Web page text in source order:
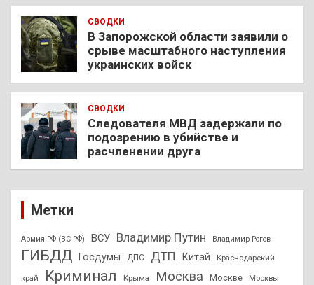
СВОДКИ
В Запорожской области заявили о
срыве масштабного наступления
украинских войск
СВОДКИ
Следователя МВД задержали по
подозрению в убийстве и
расчленении друга
Метки
Армия РФ (ВС РФ) ВСУ Владимир Путин Владимир Рогов
ГИБДД Госдумы ДПС ДТП Китай Краснодарский
край Криминал Крыма Москва Москве Москвы